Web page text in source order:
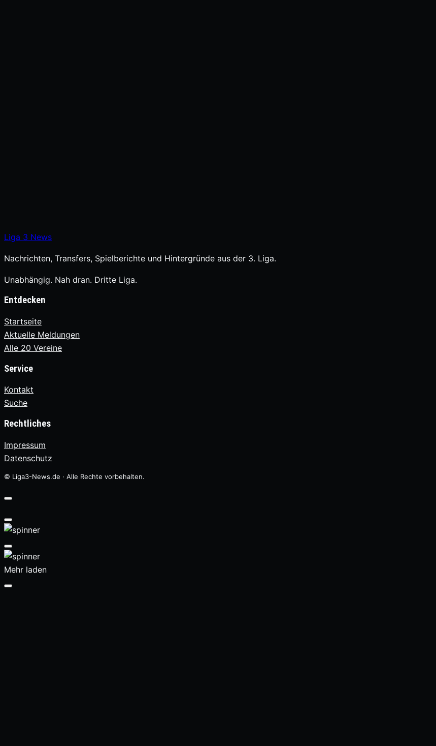
Liga 3 News
Nachrichten, Transfers, Spielberichte und Hintergründe aus der 3. Liga.
Unabhängig. Nah dran. Dritte Liga.
Entdecken
Startseite
Aktuelle Meldungen
Alle 20 Vereine
Service
Kontakt
Suche
Rechtliches
Impressum
Datenschutz
© Liga3-News.de · Alle Rechte vorbehalten.
Mehr laden